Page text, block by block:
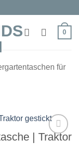
0
für
Auf die
| Traktor